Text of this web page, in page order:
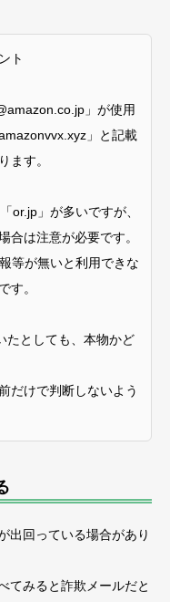
ト
」が使用
」と記載
ます。
or.jp」が多いですが、
合は注意が必要です。
等が無いと利用できな
す。
たとしても、本物かど
だけで判断しないよう
出回っている場合があり
てみると詐欺メールだと